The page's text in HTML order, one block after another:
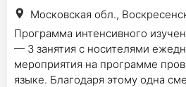
Московская обл.,
Программа интенсивного
— 3 занятия с носителями
мероприятия на программе
языке. Благодаря этому одна